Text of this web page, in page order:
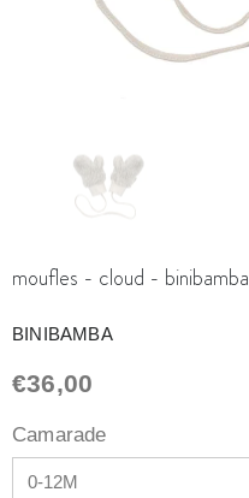
moufles - cloud - binibamba
BINIBAMBA
€36,00
Camarade